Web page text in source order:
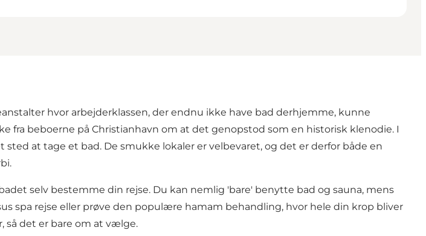
hvor arbejderklassen, der endnu ikke have bad derhjemme, kunne
fra beboerne på Christianhavn om at det genopstod som en historisk klenodie. I
at tage et bad. De smukke lokaler er velbevaret, og det er derfor både en
selv bestemme din rejse. Du kan nemlig 'bare' benytte bad og sauna, mens
spa rejse eller prøve den populære hamam behandling, hvor hele din krop bliver
så det er bare om at vælge.